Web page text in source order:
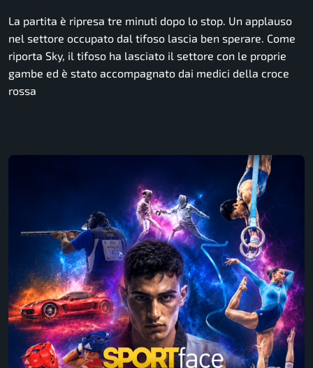
La partita è ripresa tre minuti dopo lo stop. Un applauso
nel settore occupato dal tifoso lascia ben sperare. Come
riporta Sky, il tifoso ha lasciato il settore con le proprie
gambe ed è stato accompagnato dai medici della croce
rossa